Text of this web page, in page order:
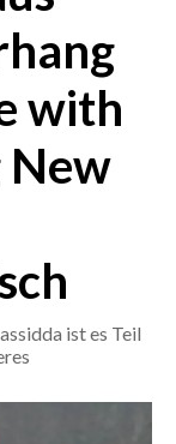
with
New
ist es Teil